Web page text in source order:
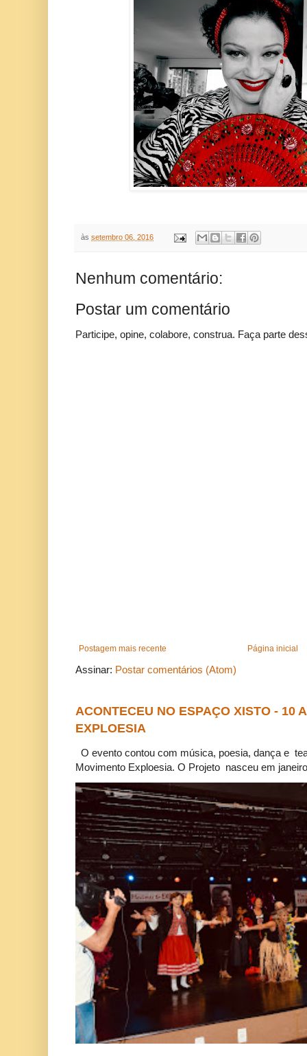
às setembro 06, 2016
Nenhum comentário:
Postar um comentário
Participe, opine, colabore, construa. Faça parte
Postagem mais recente Página inicial
Assinar: Postar comentários (Atom)
ACONTECEU NO ESPAÇO XISTO - 10
EXPLOESIA
O evento contou com música, poesia, dança e
Movimento Exploesia. O Projeto nasceu em